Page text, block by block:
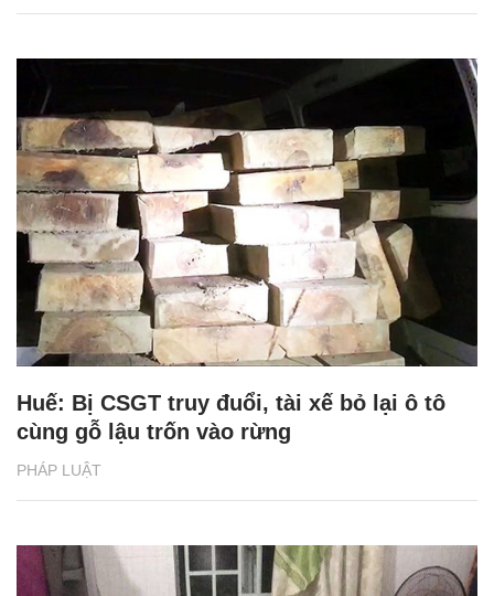
PHÁP LUẬT
Huế: Bị CSGT truy đuổi, tài xế bỏ lại ô tô
cùng gỗ lậu trốn vào rừng